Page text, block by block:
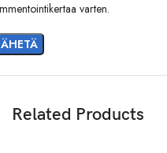
varten.
Related Products